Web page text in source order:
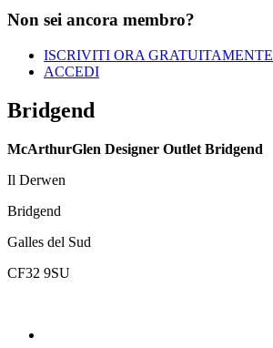
Non sei ancora membro?
ISCRIVITI ORA GRATUITAMENTE
ACCEDI
Bridgend
McArthurGlen Designer Outlet Bridgend
Il Derwen
Bridgend
Galles del Sud
CF32 9SU